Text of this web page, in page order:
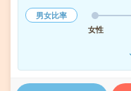
男女比率
女性